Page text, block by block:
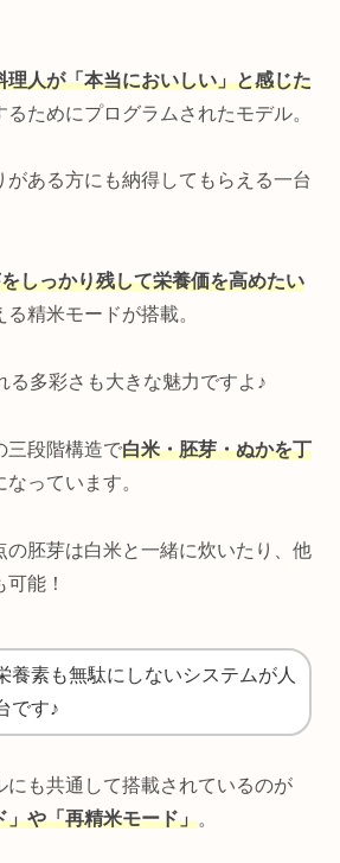
理人が「本当においしい」と感じた
るためにプログラムされたモデル。
がある方にも納得してもらえる一台
しっかり残して栄養価を高めたい
精米モードが搭載。
る多彩さも大きな魅力ですよ♪
三段階構造で白米・胚芽・ぬかを丁
なっています。
の胚芽は白米と一緒に炊いたり、他
能！
養素も無駄にしないシステムが人
です♪
にも共通して搭載されているのが
」や「再精米モード」。